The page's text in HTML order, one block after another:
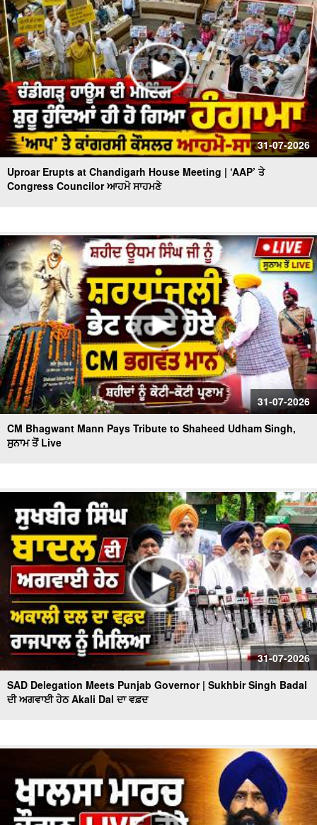
31-07-2026
Uproar Erupts at Chandigarh House Meeting | ‘AAP’ ਤੇ
Congress Councilor ਆਹਮੋ ਸਾਹਮਣੇ
31-07-2026
CM Bhagwant Mann Pays Tribute to Shaheed Udham Singh,
ਸੁਨਾਮ ਤੋਂ Live
31-07-2026
SAD Delegation Meets Punjab Governor | Sukhbir Singh Badal
ਦੀ ਅਗਵਾਈ ਹੇਠ Akali Dal ਦਾ ਵਫ਼ਦ